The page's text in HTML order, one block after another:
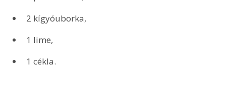
2 kígyóuborka,
1 lime,
1 cékla.